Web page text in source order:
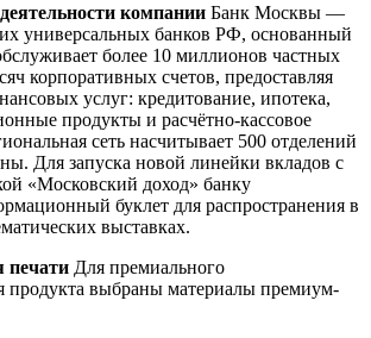
компании Банк Москвы —
универсальных банков РФ, основанный
более 10 миллионов частных
корпоративных счетов, предоставляя
услуг: кредитование, ипотека,
продукты и расчётно-кассовое
сеть насчитывает 500 отделений
Для запуска новой линейки вкладов с
«Московский доход» банку
буклет для распространения в
выставках.
печати Для премиального
продукта выбраны материалы премиум-